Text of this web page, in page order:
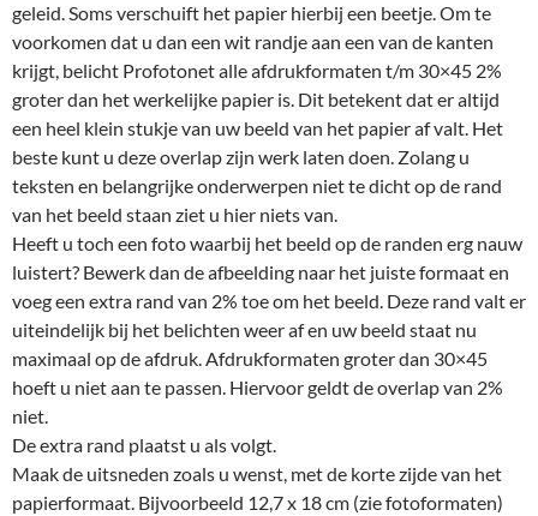
geleid. Soms verschuift het papier hierbij een beetje. Om te
voorkomen dat u dan een wit randje aan een van de kanten
krijgt, belicht Profotonet alle afdrukformaten t/m 30×45 2%
groter dan het werkelijke papier is. Dit betekent dat er altijd
een heel klein stukje van uw beeld van het papier af valt. Het
beste kunt u deze overlap zijn werk laten doen. Zolang u
teksten en belangrijke onderwerpen niet te dicht op de rand
van het beeld staan ziet u hier niets van.
Heeft u toch een foto waarbij het beeld op de randen erg nauw
luistert? Bewerk dan de afbeelding naar het juiste formaat en
voeg een extra rand van 2% toe om het beeld. Deze rand valt er
uiteindelijk bij het belichten weer af en uw beeld staat nu
maximaal op de afdruk. Afdrukformaten groter dan 30×45
hoeft u niet aan te passen. Hiervoor geldt de overlap van 2%
niet.
De extra rand plaatst u als volgt.
Maak de uitsneden zoals u wenst, met de korte zijde van het
papierformaat. Bijvoorbeeld 12,7 x 18 cm (zie fotoformaten)